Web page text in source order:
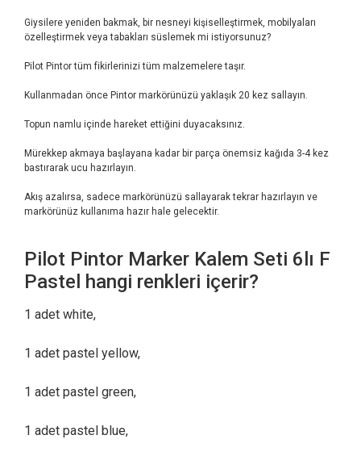
Giysilere yeniden bakmak, bir nesneyi kişiselleştirmek, mobilyaları
özelleştirmek veya tabakları süslemek mi istiyorsunuz?
Pilot Pintor tüm fikirlerinizi tüm malzemelere taşır.
Kullanmadan önce Pintor markörünüzü yaklaşık 20 kez sallayın.
Topun namlu içinde hareket ettiğini duyacaksınız.
Mürekkep akmaya başlayana kadar bir parça önemsiz kağıda 3-4 kez
bastırarak ucu hazırlayın.
Akış azalırsa, sadece markörünüzü sallayarak tekrar hazırlayın ve
markörünüz kullanıma hazır hale gelecektir.
Pilot Pintor Marker Kalem Seti 6lı F
Pastel hangi renkleri içerir?
1 adet white,
1 adet pastel yellow,
1 adet pastel green,
1 adet pastel blue,